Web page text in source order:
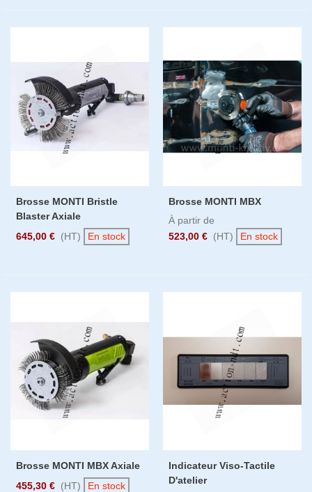
Brosse MONTI Bristle
Blaster Axiale
645,00 € (HT) En stock
Brosse MONTI MBX
À partir de
523,00 € (HT) En stock
Brosse MONTI MBX Axiale
455,30 € (HT) En stock
Indicateur Viso-Tactile
D'atelier